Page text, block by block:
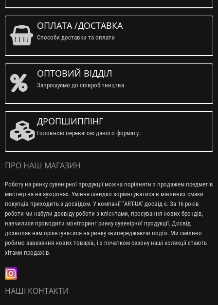
ОПЛАТА /ДОСТАВКА
Способи доставки та оплати
ОПТОВИЙ ВІДДІЛ
Запрошуємо до співробітництва
ДРОПШИППІНГ
Головною перевагою даного формату...
ПРО НАШ МАГАЗИН
Роботу на ринку сувенірної продукції можна порівняти з продажем предметів
мистецтва на аукціонах. Уміння швидко зорієнтуватися в мінливих смаки
покупців приходить з досвідом. У компанії "ART-UA" досвід є. За 16 років
роботи ми набули досвіду роботи з клієнтами, просування нових брендів,
навчилися проводити моніторинг ринку сувенірної продукції. Досвід
дозволяє нам орієнтуватися на ринку «випереджаючи події». Ми сміливо
робимо завезення нових товарів, і з початком сезону наші колекції стають
хітами продажів.
НАШІ КОНТАКТИ